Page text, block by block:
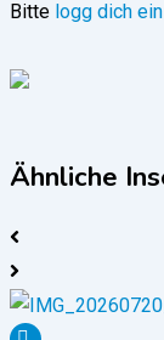
Bitte logg dich ein
Ähnliche